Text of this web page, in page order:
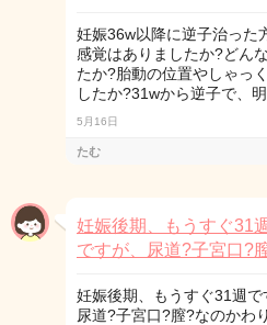
妊娠36w以降に逆子治った
感覚はありましたか?どん
たか?胎動の位置やしゃっ
したか?31wから逆子で、
5月16日
たむ
妊娠後期、もうすぐ31
ですが、尿道?子宮口?
妊娠後期、もうすぐ31週で
尿道?子宮口?膣?なのかわ